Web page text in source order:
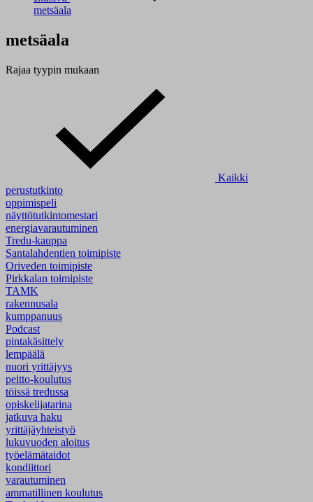
metsäala
metsäala
Rajaa tyypin mukaan
Kaikki
perustutkinto
oppimispeli
näyttötutkintomestari
energiavarautuminen
Tredu-kauppa
Santalahdentien toimipiste
Oriveden toimipiste
Pirkkalan toimipiste
TAMK
rakennusala
kumppanuus
Podcast
pintakäsittely
lempäälä
nuori yrittäjyys
peitto-koulutus
töissä tredussa
opiskelijatarina
jatkuva haku
yrittäjäyhteistyö
lukuvuoden aloitus
työelämätaidot
kondiittori
varautuminen
ammatillinen koulutus